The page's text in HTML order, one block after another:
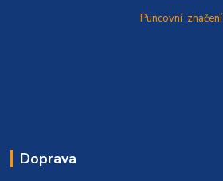
Puncovní značení
Doprava